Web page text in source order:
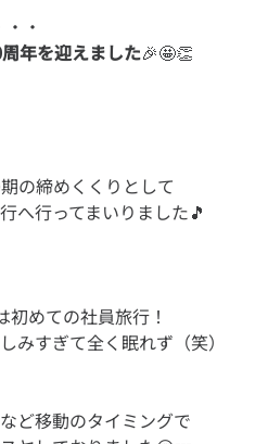
年を迎えました🎉🤩👏
の締めくくりとして
初めての社員旅行！
ど移動のタイミングで